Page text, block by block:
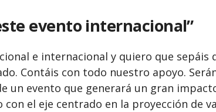
evento internacional”
e internacional y quiero que sepáis
Contáis con todo nuestro apoyo.
un evento que generará un gran
el eje centrado en la proyección de